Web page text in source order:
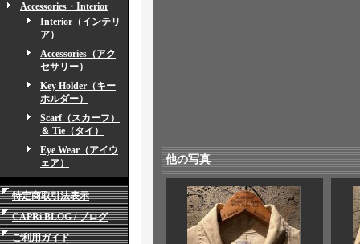
Accessories・Interior
Interior（インテリ
ア）
Accessories（アク
セサリー）
Key Holder（キー
ホルダー）
Scarf（スカーフ）
＆ Tie（タイ）
Eye Wear（アイウ
ェア）
特定商取引法表示
CAPRi BLOG / ブログ
ご利用ガイド
他の写真